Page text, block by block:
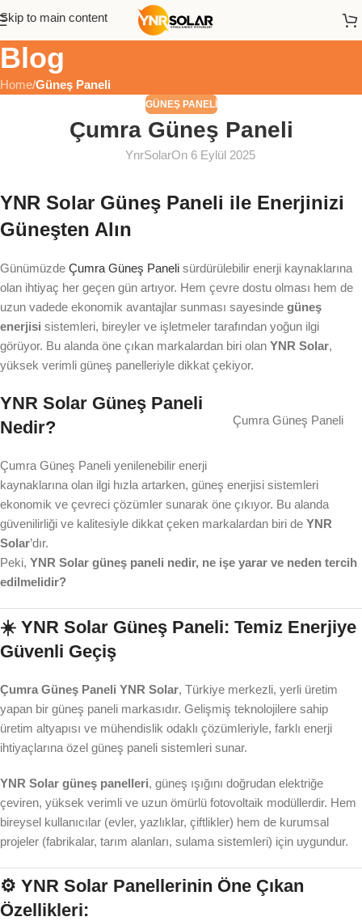
Skip to main content
Blog
Home/Güneş Paneli
GÜNEŞ PANELI
Çumra Güneş Paneli
YnrSolarOn 6 Eylül 2025
YNR Solar Güneş Paneli ile Enerjinizi
Güneşten Alın
Günümüzde Çumra Güneş Paneli sürdürülebilir enerji kaynaklarına
olan ihtiyaç her geçen gün artıyor. Hem çevre dostu olması hem de
uzun vadede ekonomik avantajlar sunması sayesinde güneş
enerjisi sistemleri, bireyler ve işletmeler tarafından yoğun ilgi
görüyor. Bu alanda öne çıkan markalardan biri olan YNR Solar,
yüksek verimli güneş panelleriyle dikkat çekiyor.
Çumra Güneş Paneli
YNR Solar Güneş Paneli
Nedir?
Çumra Güneş Paneli yenilenebilir enerji
kaynaklarına olan ilgi hızla artarken, güneş enerjisi sistemleri
ekonomik ve çevreci çözümler sunarak öne çıkıyor. Bu alanda
güvenilirliği ve kalitesiyle dikkat çeken markalardan biri de YNR
Solar’dır.
Peki, YNR Solar güneş paneli nedir, ne işe yarar ve neden tercih
edilmelidir?
☀️ YNR Solar Güneş Paneli: Temiz Enerjiye
Güvenli Geçiş
Çumra Güneş Paneli YNR Solar, Türkiye merkezli, yerli üretim
yapan bir güneş paneli markasıdır. Gelişmiş teknolojilere sahip
üretim altyapısı ve mühendislik odaklı çözümleriyle, farklı enerji
ihtiyaçlarına özel güneş paneli sistemleri sunar.
YNR Solar güneş panelleri, güneş ışığını doğrudan elektriğe
çeviren, yüksek verimli ve uzun ömürlü fotovoltaik modüllerdir. Hem
bireysel kullanıcılar (evler, yazlıklar, çiftlikler) hem de kurumsal
projeler (fabrikalar, tarım alanları, sulama sistemleri) için uygundur.
⚙️ YNR Solar Panellerinin Öne Çıkan
Özellikleri: